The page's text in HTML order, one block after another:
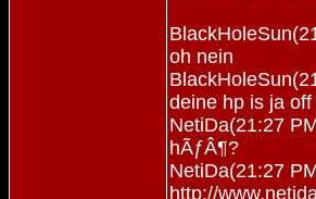
oh nein
deine hp is ja off
NetiDa(21:27
hÃƒÂ¶?
NetiDa(21:27
http://